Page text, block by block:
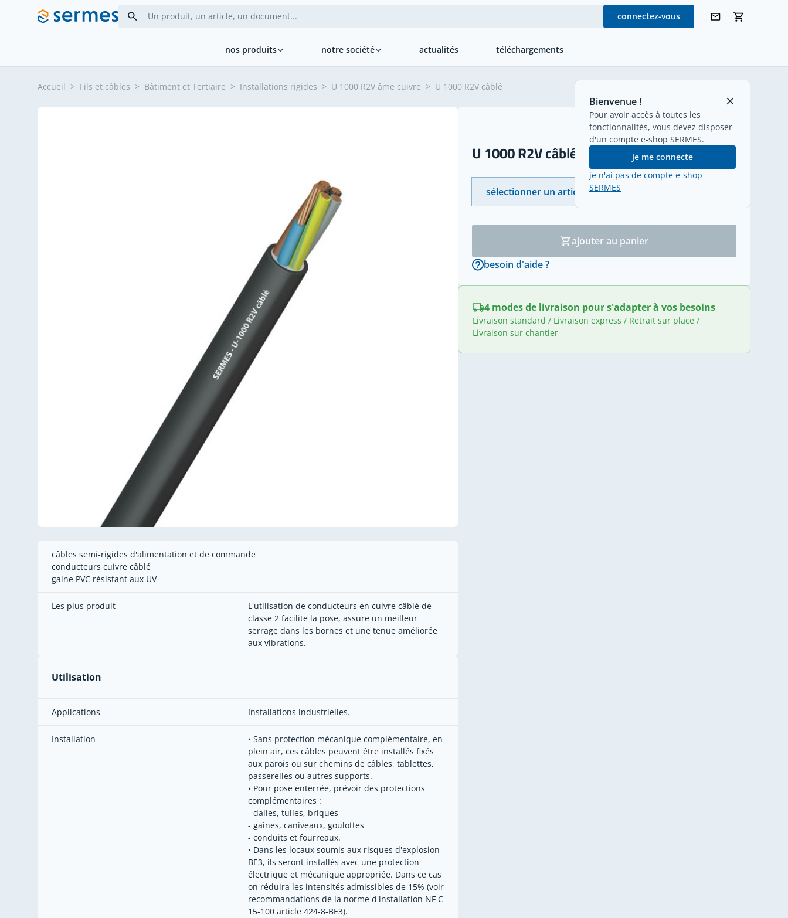
Allez au contenu
connectez-vous
Bienvenue !
Pour avoir accès à toutes les
fonctionnalités, vous devez disposer
d'un compte e-shop SERMES.
je me connecte
je n'ai pas de compte e-shop
SERMES
nos produits notre société actualités téléchargements
Accueil > Fils et câbles > Bâtiment et Tertiaire > Installations rigides > U 1000 R2V âme cuivre > U 1000 R2V câblé retour
câbles semi-rigides d'alimentation et de commande
conducteurs cuivre câblé
gaine PVC résistant aux UV
Les plus produit
L'utilisation de conducteurs en cuivre câblé de
classe 2 facilite la pose, assure un meilleur
serrage dans les bornes et une tenue améliorée
aux vibrations.
Utilisation
Applications Installations industrielles.
Installation
• Sans protection mécanique complémentaire, en
plein air, ces câbles peuvent être installés fixés
aux parois ou sur chemins de câbles, tablettes,
passerelles ou autres supports.
• Pour pose enterrée, prévoir des protections
complémentaires :
- dalles, tuiles, briques
- gaines, caniveaux, goulottes
- conduits et fourreaux.
• Dans les locaux soumis aux risques d'explosion
BE3, ils seront installés avec une protection
électrique et mécanique appropriée. Dans ce cas
on réduira les intensités admissibles de 15% (voir
recommandations de la norme d'installation NF C
15-100 article 424-8-BE3).
U 1000 R2V câblé
sélectionner un article
ajouter au panier
besoin d'aide ?
4 modes de livraison pour s'adapter à vos besoins
Livraison standard / Livraison express / Retrait sur place /
Livraison sur chantier